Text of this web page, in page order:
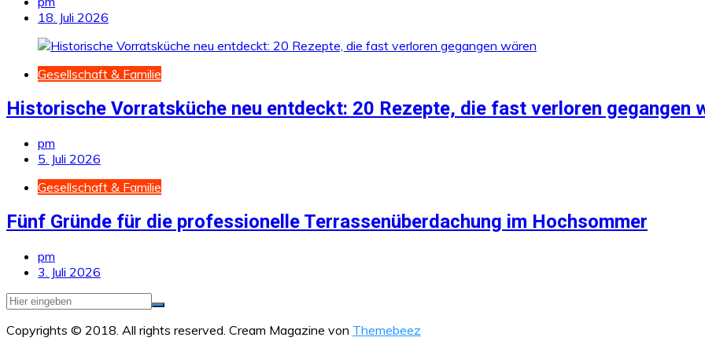
18. Juli 2026
Gesellschaft & Familie
Historische Vorratsküche neu entdeckt: 20 Rezepte, die fast verloren gegangen
pm
5. Juli 2026
Gesellschaft & Familie
Fünf Gründe für die professionelle Terrassenüberdachung im Hochsommer
pm
3. Juli 2026
Copyrights © 2018. All rights reserved. Cream Magazine von Themebeez